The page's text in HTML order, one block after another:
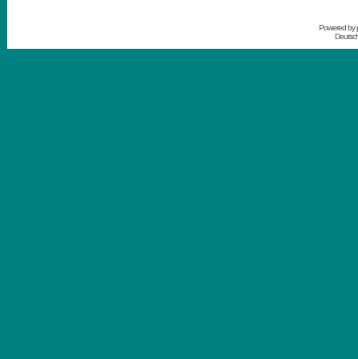
Powered by